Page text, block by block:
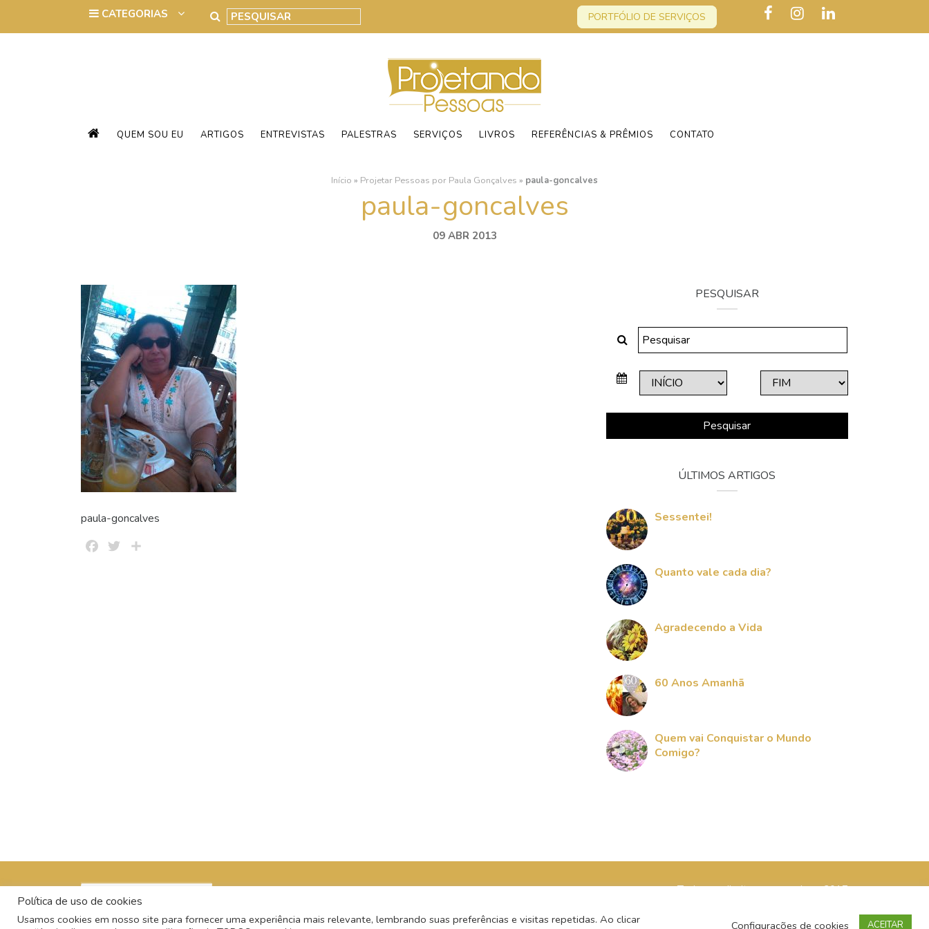
PORTFÓLIO DE SERVIÇOS
QUEM SOU EU ARTIGOS ENTREVISTAS PALESTRAS SERVIÇOS LIVROS REFERÊNCIAS & PRÊMIOS CONTATO
Início » Projetar Pessoas por Paula Gonçalves » paula-goncalves
paula-goncalves
09 ABR 2013
paula-goncalves
FacebookTwitter
PESQUISAR
Pesquisar
ÚLTIMOS ARTIGOS
Sessentei!
Quanto vale cada dia?
Agradecendo a Vida
60 Anos Amanhã
Quem vai Conquistar o Mundo
Comigo?
Todos os direitos reservados - 2017
Política de uso de cookies
Usamos cookies em nosso site para fornecer uma experiência mais relevante, lembrando suas preferências e visitas repetidas. Ao clicar
Configurações de cookies ACEITAR